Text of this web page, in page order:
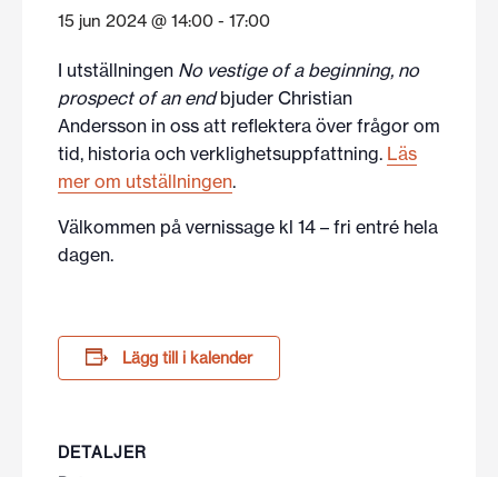
15 jun 2024 @ 14:00 - 17:00
I utställningen No vestige of a beginning, no
prospect of an endbjuder Christian
Andersson in oss att reflektera över frågor om
tid, historia och verklighetsuppfattning. Läs
mer om utställningen.
Välkommen på vernissage kl 14 – fri entré hela
dagen.
Lägg till i kalender
DETALJER